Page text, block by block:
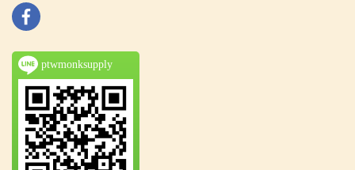
ptwmonksupply